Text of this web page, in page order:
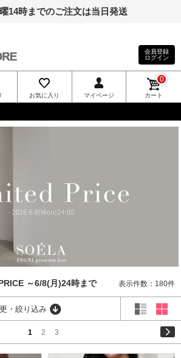
14時までのご注文は当日発送
会員登録
ログイン
お気に入り マイページ カート
0
INGNI
～6/8(月)24時まで 表示件数：180件
・絞り込み
1 2 3